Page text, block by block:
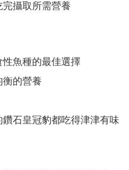
攝取所需營養
魚種的最佳選擇
衡的營養
石皇冠豹都吃得津津有味